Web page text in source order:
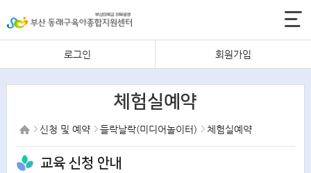
로그인 회원가입
체험실예약
신청 및 예약 들락날락(미디어놀이터) 체험실예약
교육 신청 안내